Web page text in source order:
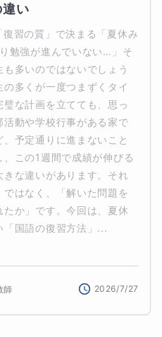
い
習の質」で決まる「夏休み
勉強が進んでいない…」そ
多いのではないでしょう
多くが一度つまずくタイ
な計画を立てても、思っ
動や学校行事がある家で
予定通りに進まないこと
この1週間で成績が伸びる
きな違いがあります。それ
はなく、「解いた問題を
か」です。今回は、夏休
「国語の復習方法」...
師 2026/7/27